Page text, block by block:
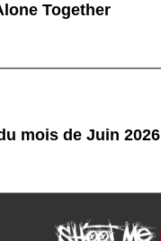
Together
mois de Juin 2026